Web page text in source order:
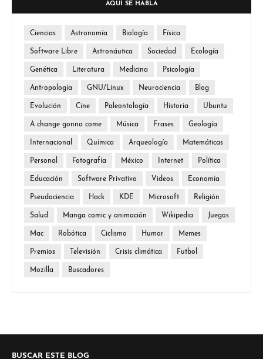
AQUÍ SE HABLA
Ciencias Astronomía Biología Física
Software Libre Astronáutica Sociedad Ecología
Genética Literatura Medicina Psicología
Antropología GNU/Linux Neurociencia Blog
Evolución Cine Paleontología Historia Ubuntu
A change gonna come Música Frases Geología
Internacional Química Arqueología Matemáticas
Personal Fotografía México Internet Política
Educación Software Privativo Videos Economía
Pseudociencia Hack KDE Microsoft Religión
Salud Manga comic y animación Wikipedia Juegos
Mac Robótica Ciclismo Humor Memes
Premios Televisión Crisis climática Futbol
Mozilla Buscadores
BUSCAR ESTE BLOG